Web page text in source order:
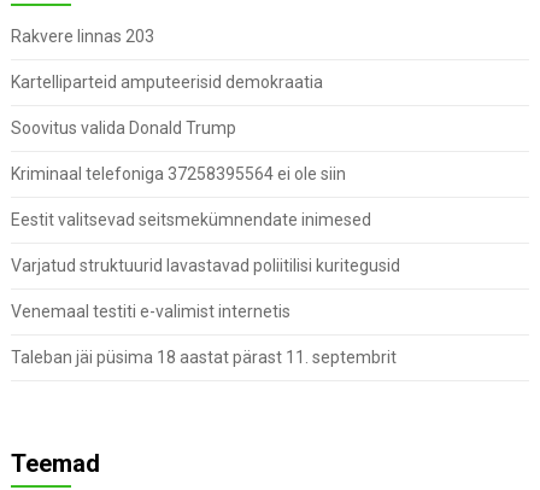
Rakvere linnas 203
Kartelliparteid amputeerisid demokraatia
Soovitus valida Donald Trump
Kriminaal telefoniga 37258395564 ei ole siin
Eestit valitsevad seitsmekümnendate inimesed
Varjatud struktuurid lavastavad poliitilisi kuritegusid
Venemaal testiti e-valimist internetis
Taleban jäi püsima 18 aastat pärast 11. septembrit
Teemad